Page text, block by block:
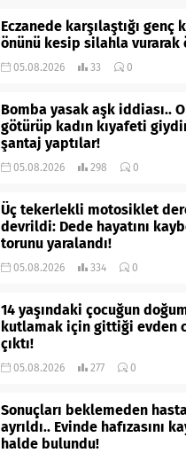
Eczanede karşılaştığı genç
önünü kesip silahla vurarak
05.08.2026 33 0
Bomba yasak aşk iddiası..
götürüp kadın kıyafeti
şantaj yaptılar!
05.08.2026 298 0
Üç tekerlekli motosiklet
devrildi: Dede hayatını
torunu yaralandı!
05.08.2026 334 0
14 yaşındaki çocuğun
kutlamak için gittiği evden
çıktı!
05.08.2026 277 0
Sonuçları beklemeden
ayrıldı.. Evinde hafızasını
halde bulundu!